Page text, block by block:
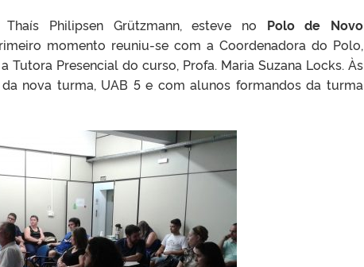
Philipsen Grützmann, esteve no Polo de Novo
momento reuniu-se com a Coordenadora do Polo,
Tutora Presencial do curso, Profa. Maria Suzana Locks. Às
nova turma, UAB 5 e com alunos formandos da turma